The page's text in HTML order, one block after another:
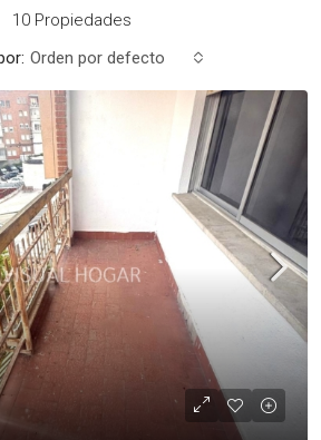
10 Propiedades
Orden por defecto